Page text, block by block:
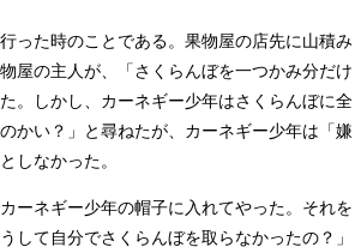
った時のことである。果物屋の店先に山積み
屋の主人が、「さくらんぼを一つかみ分だけ
。しかし、カーネギー少年はさくらんぼに全
かい？」と尋ねたが、カーネギー少年は「嫌
しなかった。
ーネギー少年の帽子に入れてやった。それを
して自分でさくらんぼを取らなかったの？」